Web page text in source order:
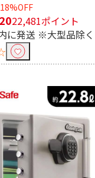
18%OFF
22,481ポイント
に発送 ※大型品除く
む